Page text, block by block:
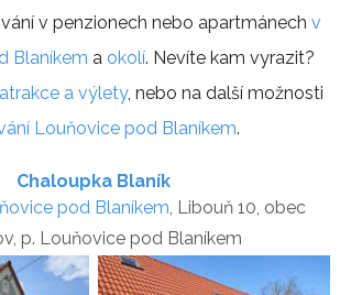
v penzionech nebo apartmánech v
Blaníkem a okolí. Nevíte kam vyrazit?
atrakce a výlety, nebo na další možnosti
Louňovice pod Blaníkem.
Chaloupka Blaník
pod Blaníkem , Libouň 10, obec
p. Louňovice pod Blaníkem